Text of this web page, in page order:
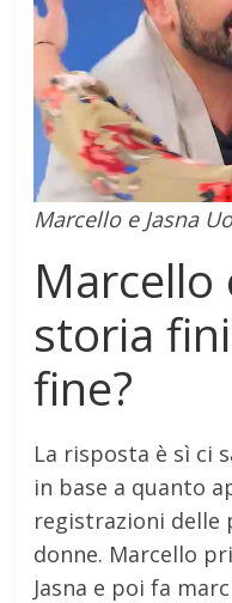
Marcello e Jasna
Marcello
storia
fine?
La risposta è sì ci
in base a quanto
registrazioni delle
donne. Marcello
Jasna e poi fa